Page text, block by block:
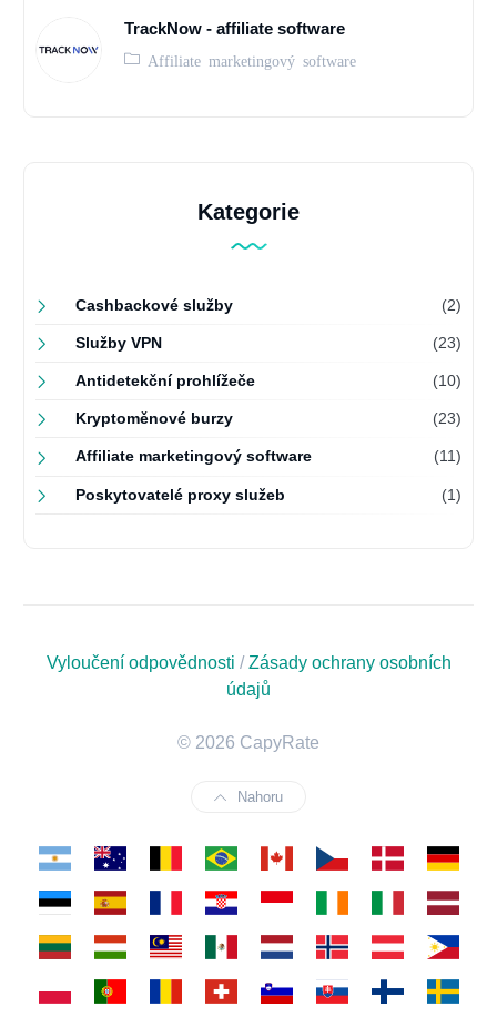
TrackNow - affiliate software
Affiliate marketingový software
Kategorie
Cashbackové služby (2)
Služby VPN (23)
Antidetekční prohlížeče (10)
Kryptoměnové burzy (23)
Affiliate marketingový software (11)
Poskytovatelé proxy služeb (1)
Vyloučení odpovědnosti /Zásady ochrany osobních
údajů
© 2026 CapyRate
Nahoru